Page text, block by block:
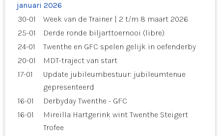
januari 2026
30-01
Week van de Trainer | 2 t/m 8 maart 2026
25-01
Derde ronde biljarttoernooi (libre)
24-01
Twenthe en GFC spelen gelijk in oefenderby
20-01
MDT-traject van start
17-01
Update jubileumbestuur: jubileumtenue
gepresenteerd
16-01
Derbyday Twenthe - GFC
16-01
Mireilla Hartgerink wint Twenthe Steigert
Trofee